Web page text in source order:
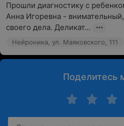
Прошли диагностику с
Анна Игоревна -
своего дела. Деликат...
Нейроника, ул. Маяковского, 111
Поделитесь